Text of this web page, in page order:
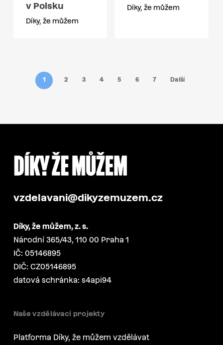
v Polsku
Díky, že můžem
Díky, že můžem
1 2 3 4 5 6 7 Další
vzdelavani@dikyzemuzem.cz
Díky, že můžem, z. s.
Národní 365/43, 110 00 Praha 1
IČ: 05146895
DIČ: CZ05146895
datová schránka: s4api94
Naše vzdělávací projekty
Platforma Díky, že můžem vzdělávat